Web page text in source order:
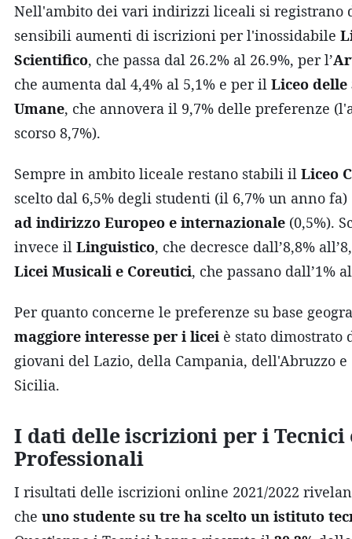
Nell'ambito dei vari indirizzi liceali si registrano
sensibili aumenti di iscrizioni per l'inossidabile
Scientifico, che passa dal 26.2% al 26.9%, per l’
che aumenta dal 4,4% al 5,1% e per il Liceo delle
Umane, che annovera il 9,7% delle preferenze
scorso 8,7%).
Sempre in ambito liceale restano stabili il Liceo
scelto dal 6,5% degli studenti (il 6,7% un anno
ad indirizzo Europeo e internazionale (0,5%).
invece il Linguistico, che decresce dall’8,8%
Licei Musicali e Coreutici, che passano dall’1%
Per quanto concerne le preferenze su base
maggiore interesse per i licei è stato dimostrato
giovani del Lazio, della Campania, dell'Abruzzo
Sicilia.
I dati delle iscrizioni per i Tecnici
Professionali
I risultati delle iscrizioni online 2021/2022
che uno studente su tre ha scelto un istituto